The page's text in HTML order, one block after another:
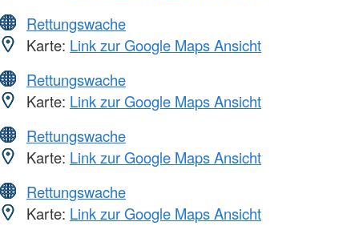
Rettungswache
Karte: Link zur Google Maps Ansicht
Rettungswache
Karte: Link zur Google Maps Ansicht
Rettungswache
Karte: Link zur Google Maps Ansicht
Rettungswache
Karte: Link zur Google Maps Ansicht